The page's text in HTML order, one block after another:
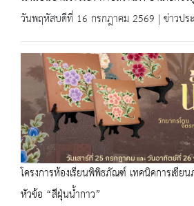
วันพฤหัสบดีที่ 16 กรกฎาคม 2569 | ข่าวปร
โครงการห้องเรียนพิพิธภัณฑ์ เทคนิคการเขีย
หัวข้อ “สีฝุ่นน้ำกาว”